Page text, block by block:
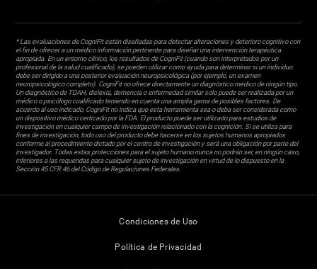
* Las evaluaciones de CogniFit están diseñadas para detectar alteraciones y deterioro cognitivo con
el fin de ofrecer a un médico información pertinente para diseñar una intervención terapéutica
apropiada. En un entorno clínico, los resultados de CogniFit (cuando son interpretados por un
profesional de la salud cualificado), se pueden utilizar como ayuda para determinar si un individuo
debe ser dirigido a una posterior evaluación neuropsicológica (por ejemplo, un examen
neuropsicológico completo). CogniFit no ofrece directamente un diagnóstico médico de ningún tipo.
Un diagnóstico de TDAH, dislexia, demencia o enfermedad similar sólo puede ser realizada por un
médico o psicólogo cualificado teniendo en cuenta una amplia gama de posibles factores. De
acuerdo al uso indicado, CogniFit no indica que esta herramienta sea o deba ser considerada como
un dispositivo médico certicado por la FDA. El producto puede ser utilizado para estudios de
investigación en cualquier campo de investigación relacionado con la cognición. Si se utiliza para
fines de investigación, todo uso del producto debe hacerse en los sujetos humanos apropiados
conforme al procedimiento dictado por el centro de investigación y será una obligación por parte del
investigador. Todas estas protecciones para el sujeto humano nunca no podrán ser, en ningún caso,
inferiores a las requeridas para cualquier sujeto de investigación en virtud de lo dispuesto en la
Sección 45 CFR 46 del Código de Regulaciones Federales.
Condiciones de Uso
Política de Privacidad